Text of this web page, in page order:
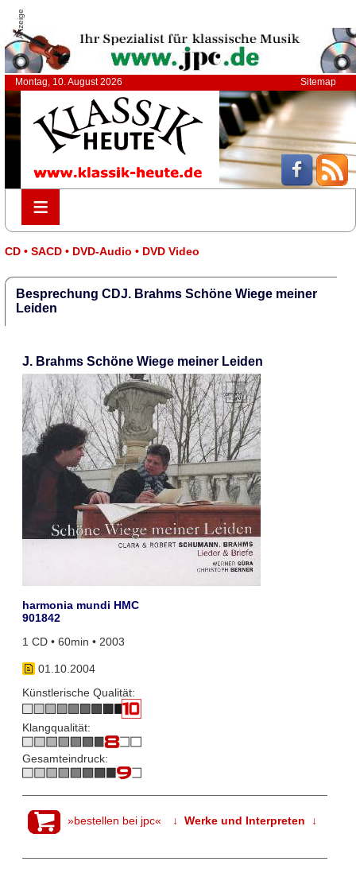
Anzeige
Montag, 10. August 2026 Sitemap
≡
≡
CD • SACD • DVD-Audio • DVD Video
Besprechung CDJ. Brahms Schöne Wiege meiner
Leiden
J. Brahms Schöne Wiege meiner Leiden
harmonia mundi HMC
901842
1 CD • 60min • 2003
01.10.2004
Künstlerische Qualität:
Klangqualität:
Gesamteindruck:
»bestellen bei jpc« ↓ Werke und Interpreten ↓